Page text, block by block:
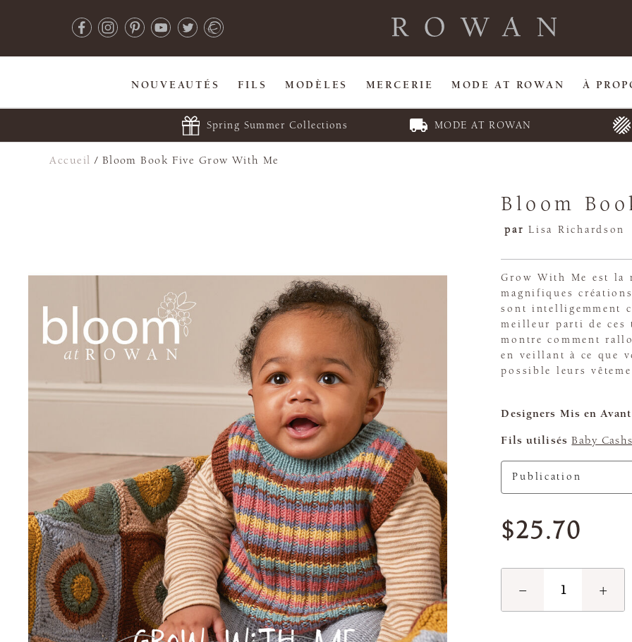
NOUVEAUTÉS FILS MODÈLES MERCERIE MODE AT ROWAN À
Spring Summer Collections MODE AT ROWAN
Accueil / Bloom Book Five Grow With Me
Bloom
par Lisa Richardson
Grow With Me est la
magnifiques
sont intelligemment
meilleur parti de ces
montre comment
en veillant à ce que
possible leurs
Designers Mis en Avant
Fils utilisés Baby
$25.70
− +